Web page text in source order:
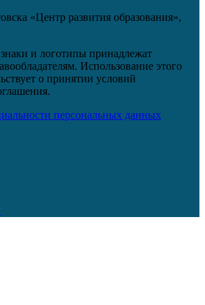
«Центр развития образования»,
и логотипы принадлежат
Использование этого
о принятии условий
персональных данных